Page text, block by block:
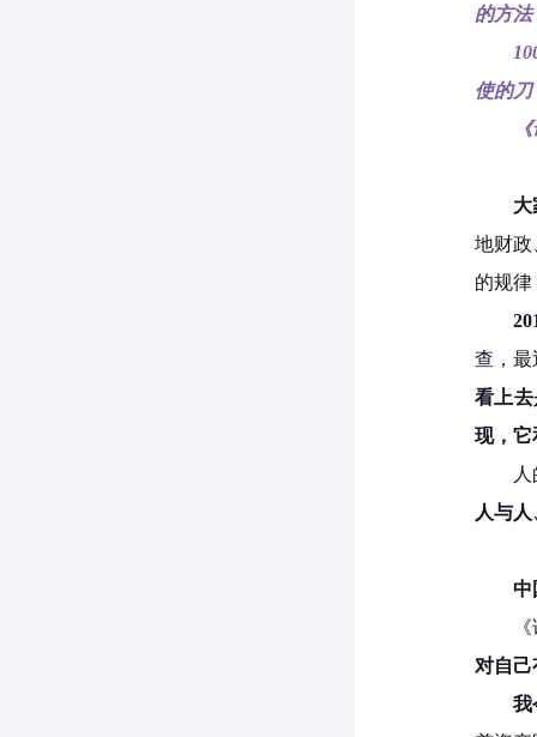
的方
使的
大
地财
的规
查，最
看上
现，它
人与
中
对自
我